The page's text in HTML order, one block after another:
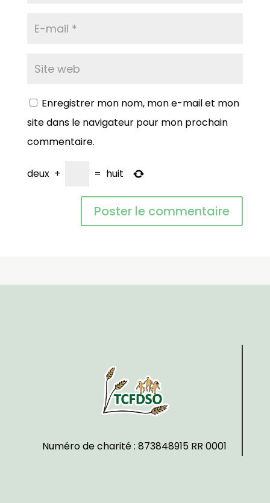
Enregistrer mon nom, mon e-mail et mon
site dans le navigateur pour mon prochain
commentaire.
deux + = huit
Numéro de charité : 873848915 RR 0001